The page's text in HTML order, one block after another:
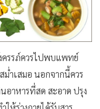
ครรภ์ควรไปพบแพทย์
ม่ำเสมอ นอกจากนี้ควร
อาหารที่สด สะอาด ปรุง